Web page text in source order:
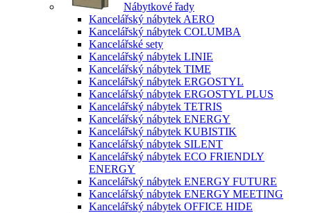
Nábytkové řady
Kancelářský nábytek AERO
Kancelářský nábytek COLUMBA
Kancelářské sety
Kancelářský nábytek LINIE
Kancelářský nábytek TIME
Kancelářský nábytek ERGOSTYL
Kancelářský nábytek ERGOSTYL PLUS
Kancelářský nábytek TETRIS
Kancelářský nábytek ENERGY
Kancelářský nábytek KUBISTIK
Kancelářský nábytek SILENT
Kancelářský nábytek ECO FRIENDLY
ENERGY
Kancelářský nábytek ENERGY FUTURE
Kancelářský nábytek ENERGY MEETING
Kancelářský nábytek OFFICE HIDE